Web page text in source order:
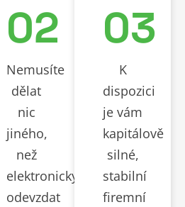
02
Nemusíte
dělat
nic
jiného,
než
elektronicky
odevzdat
03
K
dispozici
je vám
kapitálově
silné,
stabilní
firemní